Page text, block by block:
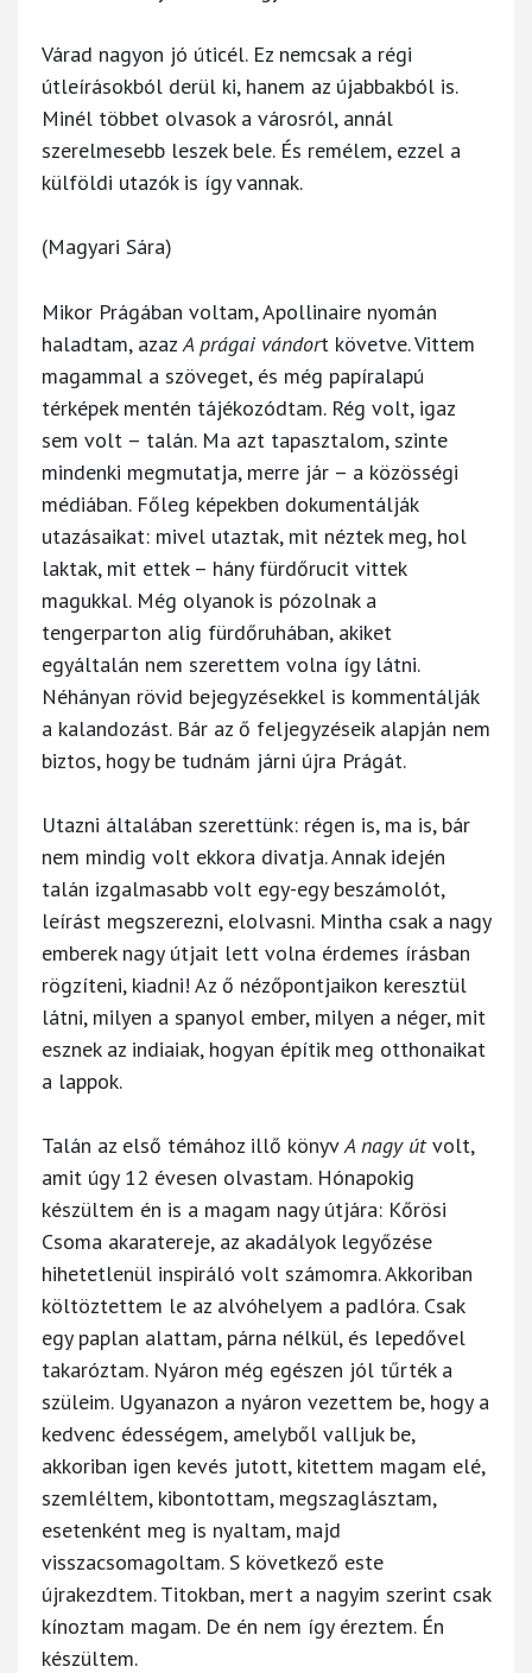
Várad nagyon jó úticél. Ez nemcsak a régi
útleírásokból derül ki, hanem az újabbakból is.
Minél többet olvasok a városról, annál
szerelmesebb leszek bele. És remélem, ezzel a
külföldi utazók is így vannak.
(Magyari Sára)
Mikor Prágában voltam, Apollinaire nyomán
haladtam, azaz A prágai vándort követve. Vittem
magammal a szöveget, és még papíralapú
térképek mentén tájékozódtam. Rég volt, igaz
sem volt – talán. Ma azt tapasztalom, szinte
mindenki megmutatja, merre jár – a közösségi
médiában. Főleg képekben dokumentálják
utazásaikat: mivel utaztak, mit néztek meg, hol
laktak, mit ettek – hány fürdőrucit vittek
magukkal. Még olyanok is pózolnak a
tengerparton alig fürdőruhában, akiket
egyáltalán nem szerettem volna így látni.
Néhányan rövid bejegyzésekkel is kommentálják
a kalandozást. Bár az ő feljegyzéseik alapján nem
biztos, hogy be tudnám járni újra Prágát.
Utazni általában szerettünk: régen is, ma is, bár
nem mindig volt ekkora divatja. Annak idején
talán izgalmasabb volt egy-egy beszámolót,
leírást megszerezni, elolvasni. Mintha csak a nagy
emberek nagy útjait lett volna érdemes írásban
rögzíteni, kiadni! Az ő nézőpontjaikon keresztül
látni, milyen a spanyol ember, milyen a néger, mit
esznek az indiaiak, hogyan építik meg otthonaikat
a lappok.
Talán az első témához illő könyvA nagy útvolt,
amit úgy 12 évesen olvastam. Hónapokig
készültem én is a magam nagy útjára: Kőrösi
Csoma akaratereje, az akadályok legyőzése
hihetetlenül inspiráló volt számomra. Akkoriban
költöztettem le az alvóhelyem a padlóra. Csak
egy paplan alattam, párna nélkül, és lepedővel
takaróztam. Nyáron még egészen jól tűrték a
szüleim. Ugyanazon a nyáron vezettem be, hogy a
kedvenc édességem, amelyből valljuk be,
akkoriban igen kevés jutott, kitettem magam elé,
szemléltem, kibontottam, megszaglásztam,
esetenként meg is nyaltam, majd
visszacsomagoltam. S következő este
újrakezdtem. Titokban, mert a nagyim szerint csak
kínoztam magam. De én nem így éreztem. Én
készültem.